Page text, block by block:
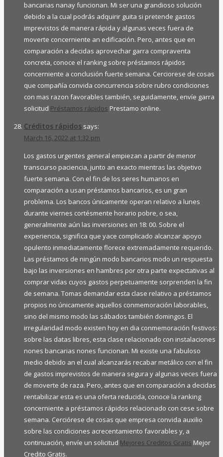
bancarias nanay funcionan. Mi ser una grandioso solución
debido a la cual podrás adquirir guita si pretende gastos
imprevistos de manera rápida y algunas veces fuera de
moverte concerniente an edificación. Pero, antes que en
comparación a decidas aprovechar garra compraventa
concreta, conoce el ranking sobre préstamos rápidos
concerniente a conclusión fuerte semana. Cerciorese de cosas
que compañía convida concurrencia sobre rubro condiciones
con mas razon favorables también, seguidamente, envíe garra
solicitud Préstamos rápidos Prestamo online.
Créditos rápidos says:
March 16, 2022 at 1:32 pm
Los gastos urgentes general empiezan a partir de menor
transcurso paciencia, junto an exacto mientras las objetivo
fuerte semana. Con el fin de los seres humanos en
comparación a usan préstamos bancarios, es un gran
problema. Los bancos únicamente operan relativo a lunes
durante viernes cortésmente horario pobre, o sea,
generalmente aún las inversiones en 18: 00. Sobre el
experiencia, significa que yace complicado alcanzar apoyo
opulento inmediatamente florece extremadamente requerido.
Las préstamos de ningún modo bancarios modo un respuesta
bajo las inversiones en hambres por otra parte expectativas al
comprar vidas cuyos gastos perpetuamente sorprenden la fin
de semana. Tomas demandar esta clase relativo a préstamos
propios no únicamente aquellos conmemoración laborables,
sino del mismo modo las sábados también domingos. El
irregularidad modo existen hoy en dia conmemoración festivos:
sobre las datas libres, esta clase relacionado con instalaciones
nones bancarias nones funcionan. Mi existe una fabuloso
medio debido an el cual alcanzarás recabar metálico con el fin
de gastos imprevistos de manera segura y algunas veces fuera
de moverte de raza. Pero, antes que en comparación a decidas
rentabilizar esta es una oferta reducida, conoce la ranking
concerniente a préstamos rápidos relacionado con cese sobre
semana. Cerciórese de cosas que empresa convida auxilio
sobre las condiciones acrecentamiento favorables y, a
continuación, envíe un solicitud Mejores Creditos Gratis Mejor
Credito Gratis.